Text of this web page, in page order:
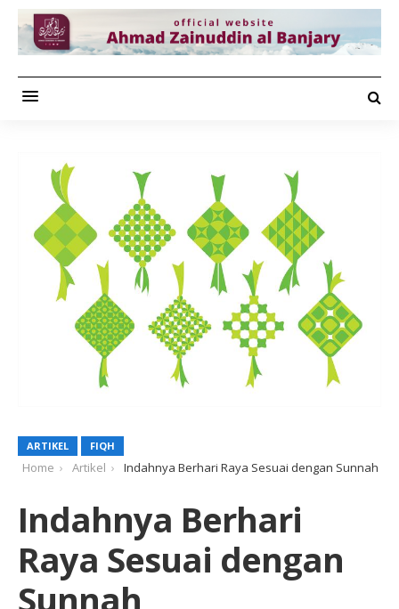
ARTIKEL FIQH
Home Artikel Indahnya Berhari Raya Sesuai dengan Sunnah
Indahnya Berhari
Raya Sesuai dengan
Sunnah